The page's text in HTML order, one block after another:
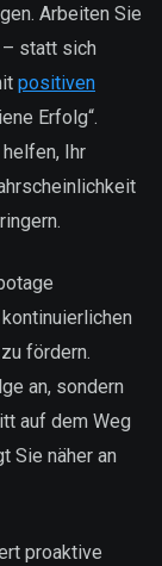
Arbeiten Sie
– statt sich
positiven
Erfolg“.
Ihr
fördern.
an, sondern
auf dem Weg
Sie näher an
proaktive